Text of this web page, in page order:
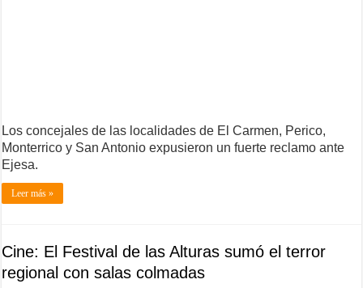
Los concejales de las localidades de El Carmen, Perico,
Monterrico y San Antonio expusieron un fuerte reclamo ante
Ejesa.
Leer más »
Cine: El Festival de las Alturas sumó el terror
regional con salas colmadas